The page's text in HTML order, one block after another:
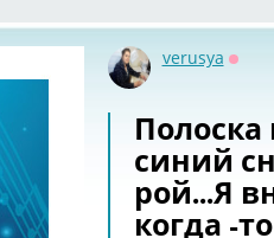
verusya
Полоска
синий
рой...Я
когда -